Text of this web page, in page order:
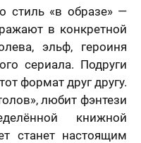
стиль «в образе» —
в конкретной
эльф, героиня
сериала. Подруги
формат друг другу.
любит фэнтези
книжной
станет настоящим
я даю свое
персональных
законом
«О персональных
определенных в
данных
персональных
оферты
Просто так, без
повода
Вперед
оферты